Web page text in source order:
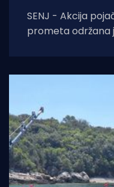
SENJ - Akcija
prometa održana